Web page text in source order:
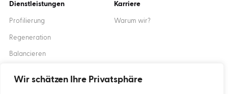
Wir schätzen Ihre Privatsphäre
Dienstleistungen
Profilierung
Regeneration
Balancieren
Karriere
Warum wir?